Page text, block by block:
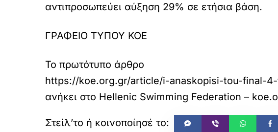
αντιπροσωπεύει αύξηση 29% σε ετήσια βάση.
ΓΡΑΦΕΙΟ ΤΥΠΟΥ ΚΟΕ
Το πρωτότυπο άρθρο
https://koe.org.gr/article/i-anaskopisi-tou-final-
ανήκει στο Hellenic Swimming Federation –